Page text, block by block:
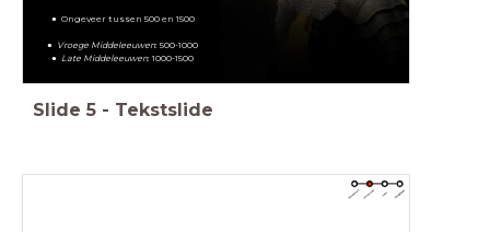
Ongeveer tussen 500 en 1500
Vroege Middeleeuwen: 500-1000
Late Middeleeuwen: 1000-1500
Slide 5 - Tekstslide